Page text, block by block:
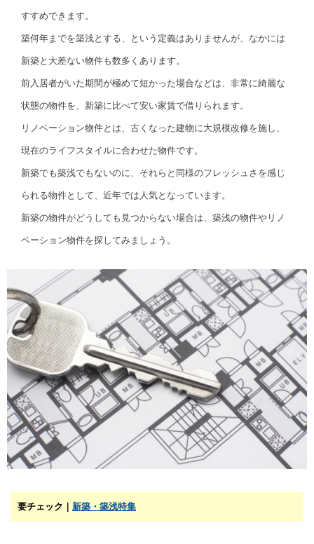
すすめできます。
築何年までを築浅とする、という定義はありませんが、なかには
新築と大差ない物件も数多くあります。
前入居者がいた期間が極めて短かった場合などは、非常に綺麗な
状態の物件を、新築に比べて安い家賃で借りられます。
リノベーション物件とは、古くなった建物に大規模改修を施し、
現在のライフスタイルに合わせた物件です。
新築でも築浅でもないのに、それらと同様のフレッシュさを感じ
られる物件として、近年では人気となっています。
新築の物件がどうしても見つからない場合は、築浅の物件やリノ
ベーション物件を探してみましょう。
要チェック｜ 新築・築浅特集